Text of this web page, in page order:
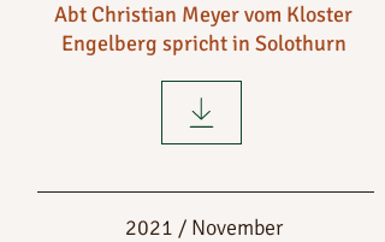
Abt Christian Meyer vom Kloster
Engelberg spricht in Solothurn
2021 / November